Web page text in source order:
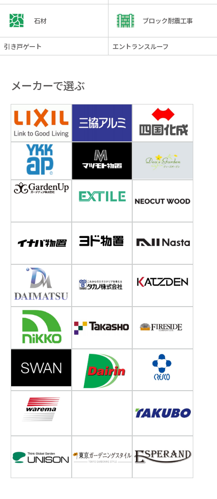
石材 ブロック耐震工事
引き戸ゲート エントランスルーフ
メーカーで選ぶ